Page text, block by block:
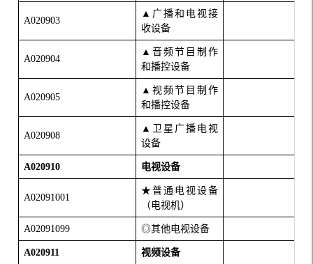
A020903
▲广播和电视接
收设备
A020904
▲音频节目制作
和播控设备
A020905
▲视频节目制作
和播控设备
A020908
▲卫星广播电视
设备
A020910 电视设备
A02091001
★普通电视设备
（电视机）
A02091099 ◎其他电视设备
A020911 视频设备